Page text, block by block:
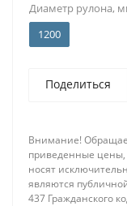
Диаметр рулона,
1200
Поделиться
Внимание!
приведенные цены,
носят
являются
437 Гражданского